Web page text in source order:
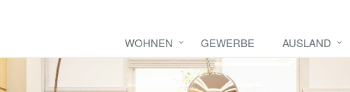
WOHNEN GEWERBE AUSLAND